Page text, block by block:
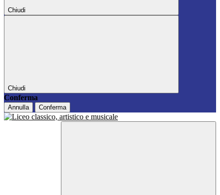
Chiudi
Chiudi
Conferma
Annulla Conferma